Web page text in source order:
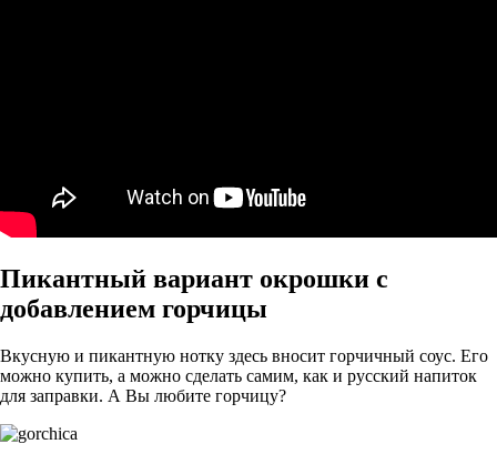
Пикантный вариант окрошки с
добавлением горчицы
Вкусную и пикантную нотку здесь вносит горчичный соус. Его
можно купить, а можно сделать самим, как и русский напиток
для заправки. А Вы любите горчицу?